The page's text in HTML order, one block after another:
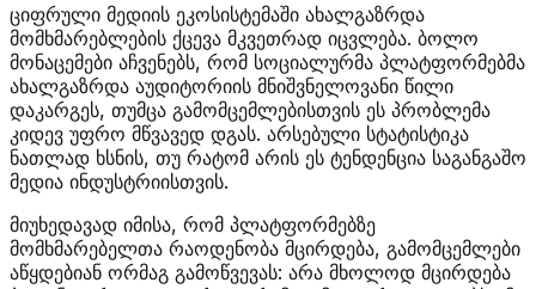
ციფრული მედიის ეკოსისტემაში ახალგაზრდა
მომხმარებლების ქცევა მკვეთრად იცვლება. ბოლო
მონაცემები აჩვენებს, რომ სოციალურმა პლატფორმებმა
ახალგაზრდა აუდიტორიის მნიშვნელოვანი წილი
დაკარგეს, თუმცა გამომცემლებისთვის ეს პრობლემა
კიდევ უფრო მწვავედ დგას. არსებული სტატისტიკა
ნათლად ხსნის, თუ რატომ არის ეს ტენდენცია საგანგაშო
მედია ინდუსტრიისთვის.
მიუხედავად იმისა, რომ პლატფორმებზე
მომხმარებელთა რაოდენობა მცირდება, გამომცემლები
აწყდებიან ორმაგ გამოწვევას: არა მხოლოდ მცირდება